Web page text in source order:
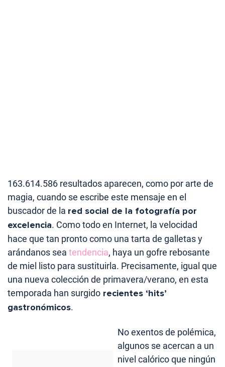
163.614.586 resultados aparecen, como por arte de
magia, cuando se escribe este mensaje en el
buscador de la red social de la fotografía por
excelencia. Como todo en Internet, la velocidad
hace que tan pronto como una tarta de galletas y
arándanos sea tendencia, haya un gofre rebosante
de miel listo para sustituirla. Precisamente, igual que
una nueva colección de primavera/verano, en esta
temporada han surgido recientes ‘hits’
gastronómicos.
No exentos de polémica,
algunos se acercan a un
nivel calórico que ningún